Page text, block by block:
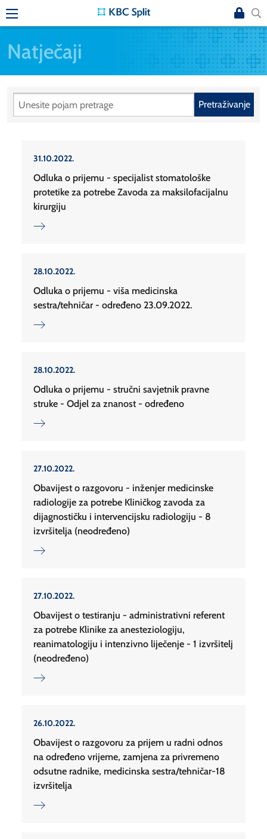
Natječaji
Pretraživanje
31.10.2022.
Odluka o prijemu - specijalist stomatološke
protetike za potrebe Zavoda za maksilofacijalnu
kirurgiju
28.10.2022.
Odluka o prijemu - viša medicinska
sestra/tehničar - određeno 23.09.2022.
28.10.2022.
Odluka o prijemu - stručni savjetnik pravne
struke - Odjel za znanost - određeno
27.10.2022.
Obavijest o razgovoru - inženjer medicinske
radiologije za potrebe Kliničkog zavoda za
dijagnostičku i intervencijsku radiologiju - 8
izvršitelja (neodređeno)
27.10.2022.
Obavijest o testiranju - administrativni referent
za potrebe Klinike za anesteziologiju,
reanimatologiju i intenzivno liječenje - 1 izvršitelj
(neodređeno)
26.10.2022.
Obavijest o razgovoru za prijem u radni odnos
na određeno vrijeme, zamjena za privremeno
odsutne radnike, medicinska sestra/tehničar-18
izvršitelja